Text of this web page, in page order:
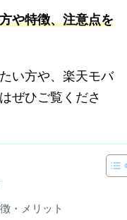
や特徴、注意点を
い方や、楽天モバ
ぜひご覧くださ
・メリット